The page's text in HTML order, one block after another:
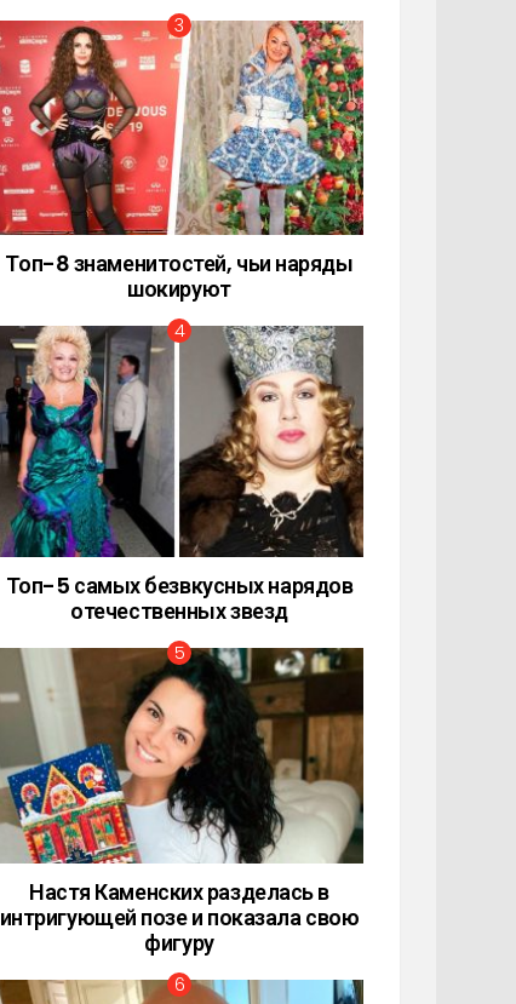
Топ-8 знаменитостей, чьи наряды
шокируют
Топ-5 самых безвкусных нарядов
отечественных звезд
Настя Каменских разделась в
интригующей позе и показала свою
фигуру